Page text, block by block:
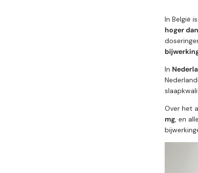
In België
hoger
In
Over het
mg, en